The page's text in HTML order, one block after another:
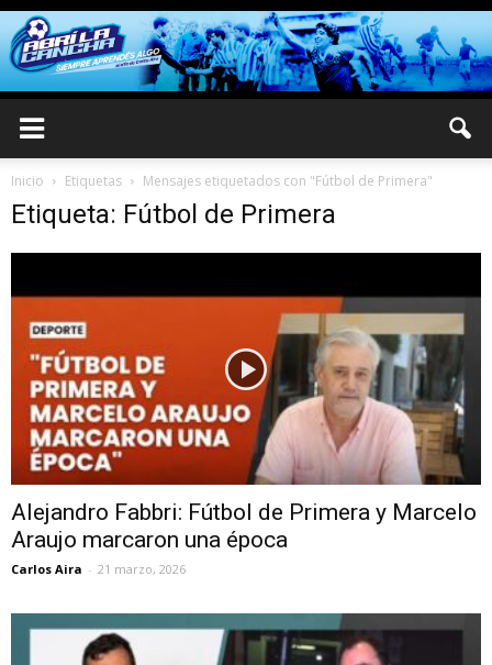
Inicio Etiquetas Mensajes etiquetados con "Fútbol de Primera"
Etiqueta: Fútbol de Primera
Alejandro Fabbri: Fútbol de Primera y Marcelo
Araujo marcaron una época
Carlos Aira - 21 marzo, 2026